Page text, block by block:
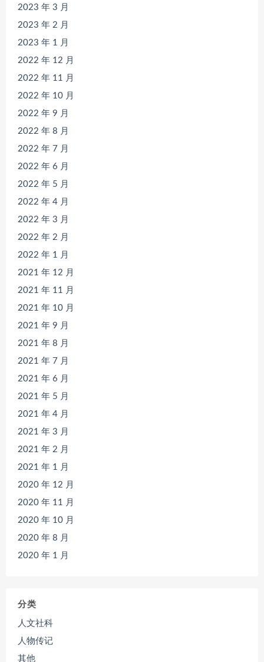
2023 年 3 月
2023 年 2 月
2023 年 1 月
2022 年 12 月
2022 年 11 月
2022 年 10 月
2022 年 9 月
2022 年 8 月
2022 年 7 月
2022 年 6 月
2022 年 5 月
2022 年 4 月
2022 年 3 月
2022 年 2 月
2022 年 1 月
2021 年 12 月
2021 年 11 月
2021 年 10 月
2021 年 9 月
2021 年 8 月
2021 年 7 月
2021 年 6 月
2021 年 5 月
2021 年 4 月
2021 年 3 月
2021 年 2 月
2021 年 1 月
2020 年 12 月
2020 年 11 月
2020 年 10 月
2020 年 8 月
2020 年 1 月
分类
人文社科
人物传记
其他